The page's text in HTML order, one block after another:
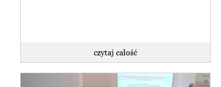
czytaj całość